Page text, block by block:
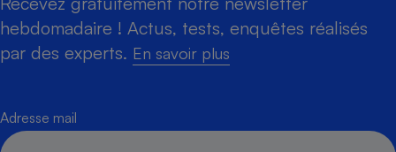
hebdomadaire ! Actus, tests, enquêtes réalisés
par des experts. En savoir plus
Adresse mail